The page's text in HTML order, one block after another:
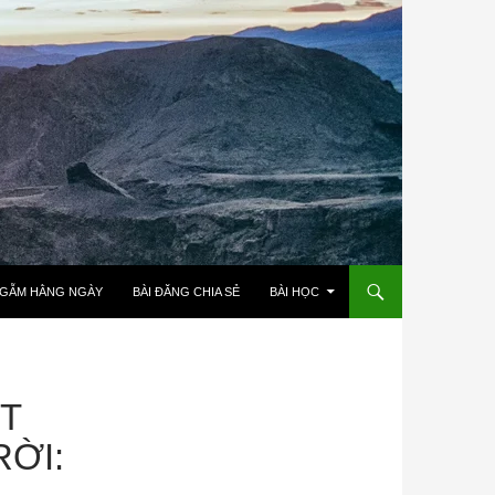
HẰNG NGÀY BÀI ĐĂNG CHIA SẺ BÀI HỌC